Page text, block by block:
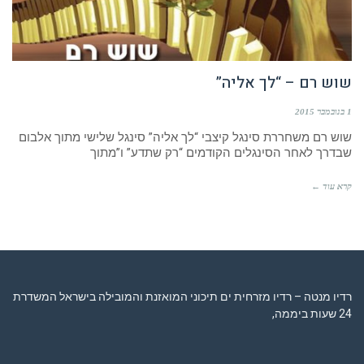
שוש רם – “לך אליה”
1 בנובמבר 2015
שוש רם משחררת סינגל קיצבי “לך אליה” סינגל שלישי מתוך אלבום
שבדרך לאחר הסינגלים הקודמים “רק שתדע” ו”מתוך
קרא עוד ←
רדיו מנטה – רדיו מזרחית ים תיכוני המואזנת והמובילה בישראל המשדרת
24 שעות ביממה,